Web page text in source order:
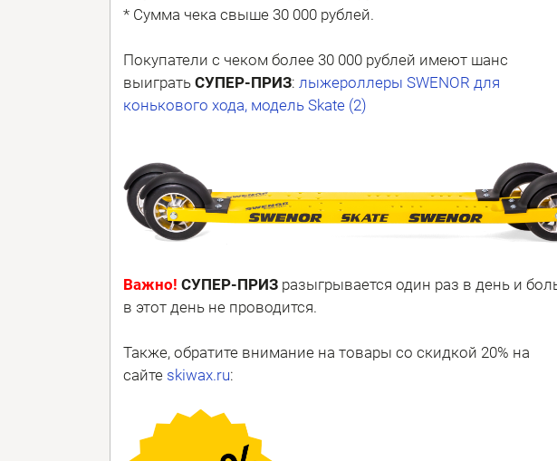
* Сумма чека свыше 30 000 рублей.
Покупатели с чеком более 30 000 рублей имеют шанс
выиграть СУПЕР-ПРИЗ: лыжероллеры SWENOR для
конькового хода, модель Skate (2)
Важно! СУПЕР-ПРИЗ разыгрывается один раз в день и
в этот день не проводится.
Также, обратите внимание на товары со скидкой 20% на
сайте skiwax.ru: